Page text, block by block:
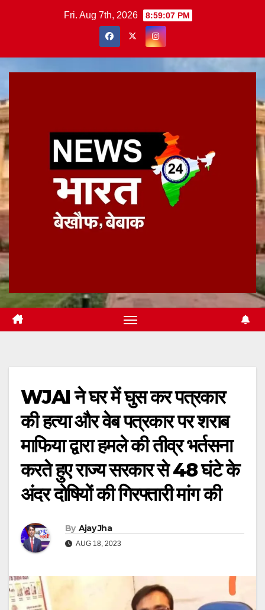
Fri. Aug 7th, 2026 8:59:07 PM
WJAI ने घर में घुस कर पत्रकार
की हत्या और वेब पत्रकार पर शराब
माफिया द्वारा हमले की तीव्र भर्तसना
करते हुए राज्य सरकार से 48 घंटे के
अंदर दोषियों की गिरफ्तारी मांग की
By Ajay Jha
AUG 18, 2023